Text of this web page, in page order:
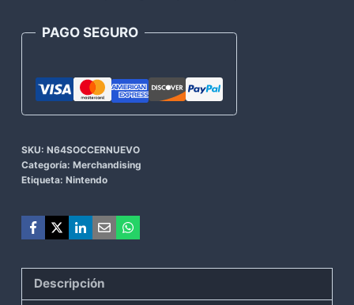
PAGO SEGURO
SKU: N64SOCCERNUEVO
Categoría: Merchandising
Etiqueta: Nintendo
Descripción